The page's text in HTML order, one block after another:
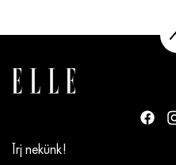
Írj nekünk!